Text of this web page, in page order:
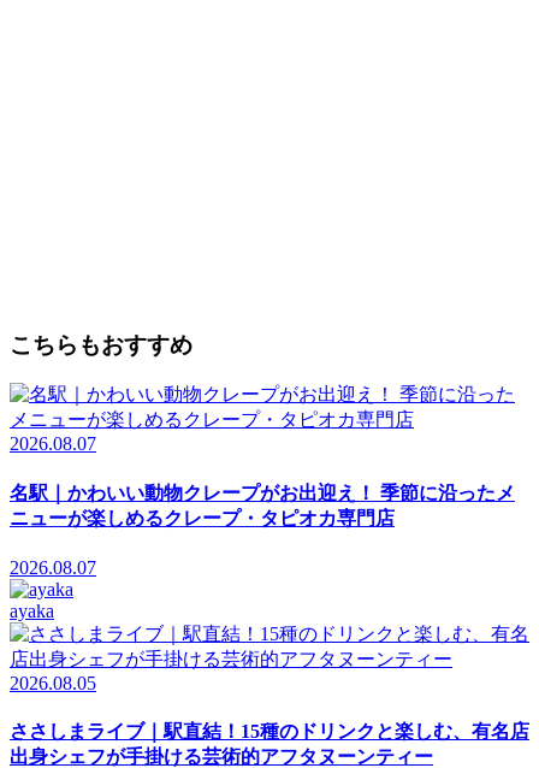
こちらもおすすめ
2026.08.07
名駅｜かわいい動物クレープがお出迎え！ 季節に沿ったメ
ニューが楽しめるクレープ・タピオカ専門店
2026.08.07
ayaka
2026.08.05
ささしまライブ｜駅直結！15種のドリンクと楽しむ、有名店
出身シェフが手掛ける芸術的アフタヌーンティー